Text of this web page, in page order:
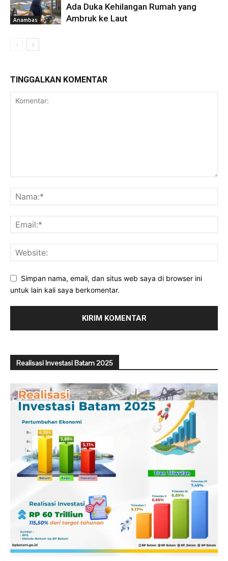
Anambas
Ada Duka Kehilangan Rumah yang
Ambruk ke Laut
TINGGALKAN KOMENTAR
Simpan nama, email, dan situs web saya di browser ini
untuk lain kali saya berkomentar.
Realisasi Investasi Batam 2025